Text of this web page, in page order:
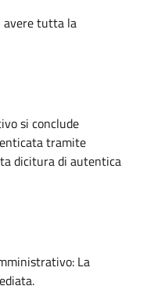
avere tutta la
si conclude
tramite
dicitura di autentica
La